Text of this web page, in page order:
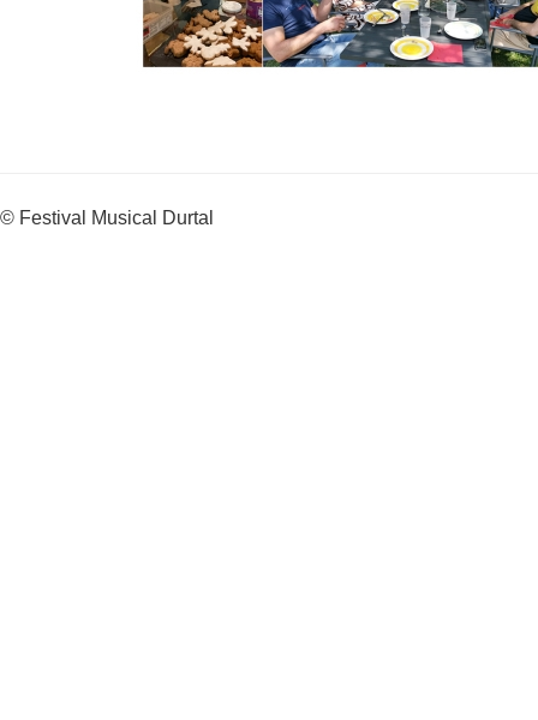
© Festival Musical Durtal